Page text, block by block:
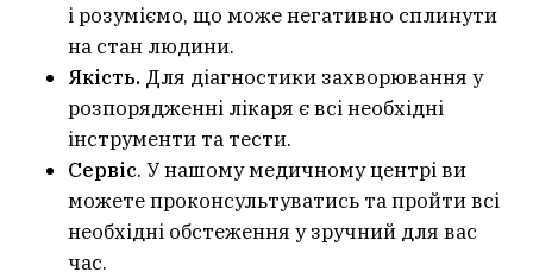
і розуміємо, що може негативно сплинути
на стан людини.
Якість. Для діагностики захворювання у
розпорядженні лікаря є всі необхідні
інструменти та тести.
Сервіс. У нашому медичному центрі ви
можете проконсультуватись та пройти всі
необхідні обстеження у зручний для вас
час.